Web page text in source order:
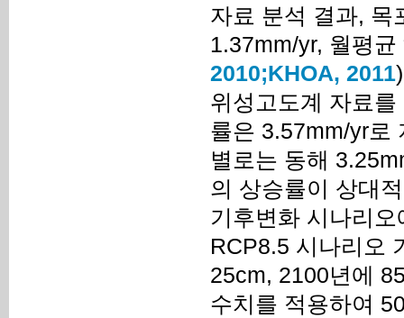
자료 분석 결과, 목
1.37mm/yr, 월평
2010;KHOA, 2011
위성고도계 자료
률은 3.57mm/yr로
별로는 동해
의 상승률이 상대
기후변화 시나리
RCP8.5 시나리오
25cm, 2100년에
수치를 적용하여